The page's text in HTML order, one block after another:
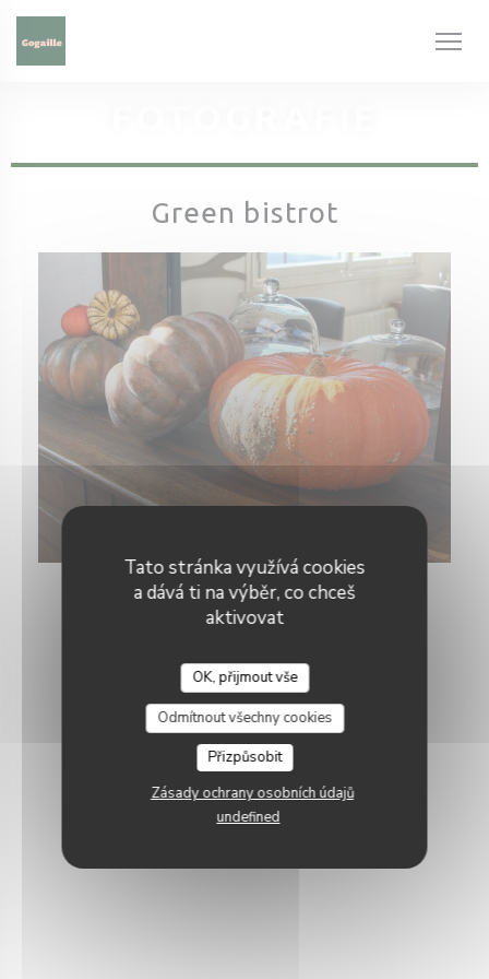
Panel pro správu cookies
Tato stránka využívá cookies
a dává ti na výběr, co chceš
aktivovat
OK, přijmout vše
Odmítnout všechny cookies
Přizpůsobit
Zásady ochrany osobních údajů
undefined
Green bistrot